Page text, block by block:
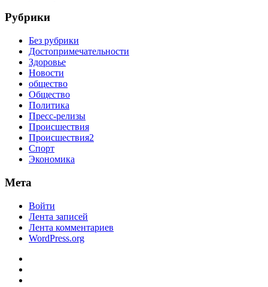
Рубрики
Без рубрики
Достопримечательности
Здоровье
Новости
общество
Общество
Политика
Пресс-релизы
Происшествия
Происшествия2
Спорт
Экономика
Мета
Войти
Лента записей
Лента комментариев
WordPress.org